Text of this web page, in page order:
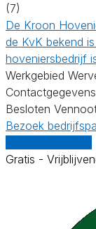
(7)
De Kroon
de KvK bekend
hoveniersbedrijf
Werkgebied
Contactgegevens
Besloten
Bezoek
Gratis -